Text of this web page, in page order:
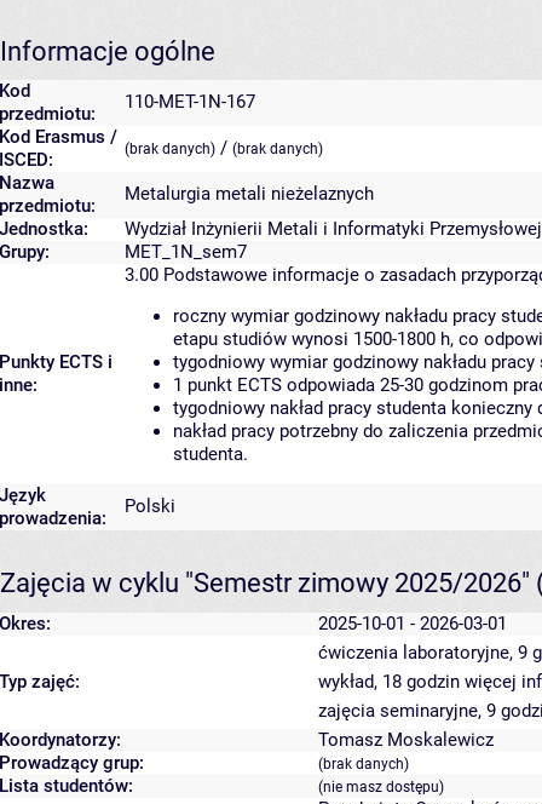
Informacje ogólne
Kod
przedmiotu:
110-MET-1N-167
Kod Erasmus /
ISCED:
(brak danych) / (brak danych)
Nazwa
przedmiotu:
Metalurgia metali nieżelaznych
Jednostka:
Wydział Inżynierii Metali i Informatyki Przemysłowej
Grupy:
MET_1N_sem7
Punkty ECTS i
inne:
3.00 Podstawowe informacje o zasadach
roczny wymiar godzinowy nakładu pracy
etapu studiów wynosi 1500-1800 h, co
tygodniowy wymiar godzinowy nakładu
1 punkt ECTS odpowiada 25-30 godzinom
tygodniowy nakład pracy studenta
nakład pracy potrzebny do zaliczenia
studenta.
Język
prowadzenia:
Polski
Zajęcia w cyklu "Semestr zimowy 2025/2026"
Okres: 2025-10-01 - 2026-03-01
Typ zajęć:
ćwiczenia laboratoryjne, 9
wykład, 18 godzin więcej
zajęcia seminaryjne, 9
Koordynatorzy:
Tomasz Moskalewicz
Prowadzący grup:
(brak danych)
Lista studentów: (nie masz dostępu)